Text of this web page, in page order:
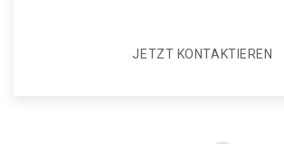
JETZT KONTAKTIEREN